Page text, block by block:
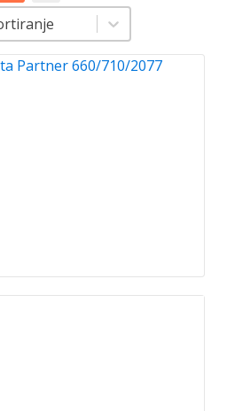
Partner 660/710/2077